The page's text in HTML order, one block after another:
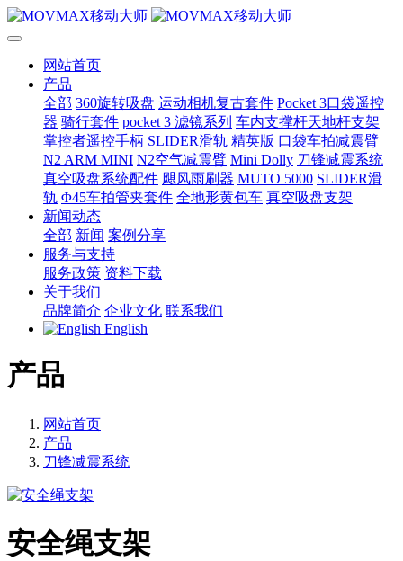
网站首页
产品
全部 360旋转吸盘 运动相机复古套件 Pocket 3口袋遥控
器 骑行套件 pocket 3 滤镜系列 车内支撑杆天地杆支架
掌控者遥控手柄 SLIDER滑轨 精英版 口袋车拍减震臂
N2 ARM MINI N2空气减震臂 Mini Dolly 刀锋减震系统
真空吸盘系统配件 飓风雨刷器 MUTO 5000 SLIDER滑
轨 Φ45车拍管夹套件 全地形黄包车 真空吸盘支架
新闻动态
全部 新闻 案例分享
服务与支持
服务政策 资料下载
关于我们
品牌简介 企业文化 联系我们
English
产品
网站首页
产品
刀锋减震系统
安全绳支架